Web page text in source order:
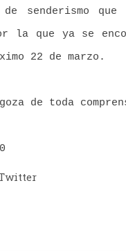
senderismo
la que ya se
22 de marzo.
de toda